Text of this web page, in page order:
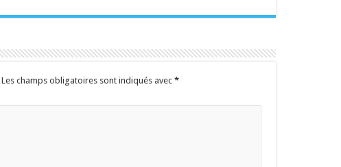
Les champs obligatoires sont indiqués avec *